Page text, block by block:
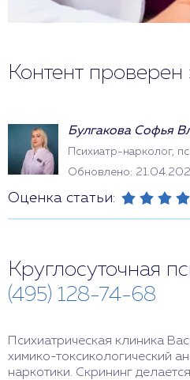
Контент проверен
Булгакова Софья
Психиатр-нарколог,
Обновлено:
Оценка статьи:
Круглосуточная
(495) 128-74-68
Психиатрическая клиника
химико-токсикологический
наркотики. Скрининг